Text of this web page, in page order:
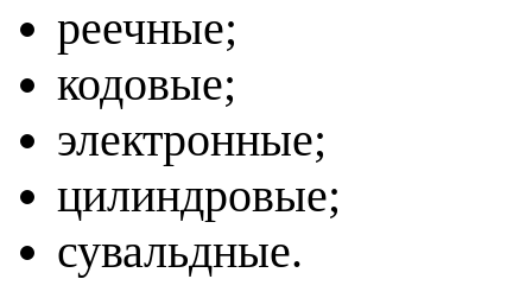
реечные;
кодовые;
электронные;
цилиндровые;
сувальдные.